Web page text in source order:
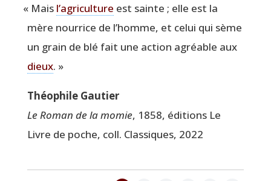
« Mais l’a­gri­cul­ture est sainte ; elle est la
mère nour­rice de l’homme, et celui qui sème
un grain de blé fait une action agréable aux
dieux. »
Théo­phile Gautier
Le Roman de la momie, 1858, édi­tions Le
Livre de poche, coll. Clas­siques, 2022